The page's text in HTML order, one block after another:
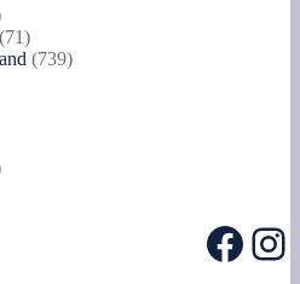
Produkte
7171
Produkte
739739